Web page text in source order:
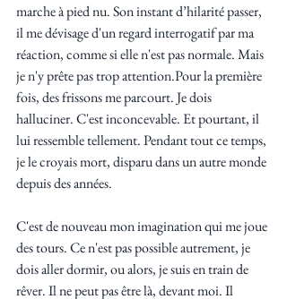
marche à pied nu. Son instant d’hilarité passer,
il me dévisage d'un regard interrogatif par ma
réaction, comme si elle n'est pas normale. Mais
je n'y prête pas trop attention.Pour la première
fois, des frissons me parcourt. Je dois
halluciner. C'est inconcevable. Et pourtant, il
lui ressemble tellement. Pendant tout ce temps,
je le croyais mort, disparu dans un autre monde
depuis des années.
C'est de nouveau mon imagination qui me joue
des tours. Ce n'est pas possible autrement, je
dois aller dormir, ou alors, je suis en train de
rêver. Il ne peut pas être là, devant moi. Il